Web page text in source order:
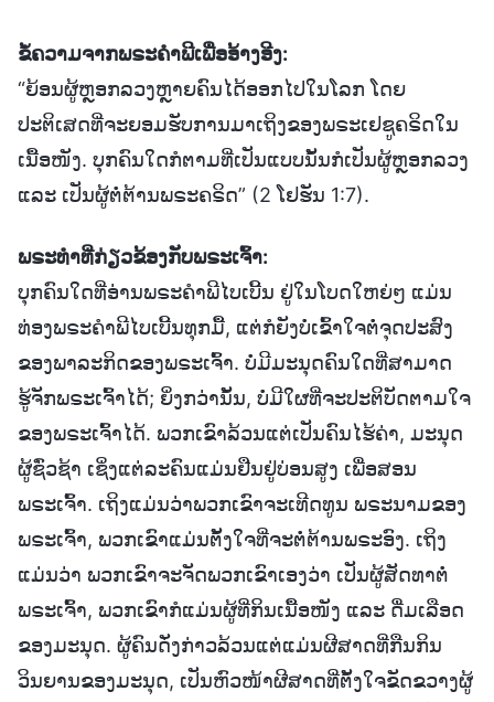
ຂໍ້ຄວາມຈາກພຣະຄໍາພີເພື່ອອ້າງອີງ:
“ຍ້ອນຜູ້ຫຼອກລວງຫຼາຍຄົນໄດ້ອອກໄປໃນໂລກ ໂດຍ
ປະຕິເສດທີ່ຈະຍອມຮັບການມາເຖິງຂອງພຣະເຢຊູຄຣິດໃນ
ເນື້ອໜັງ. ບຸກຄົນໃດກໍຕາມທີ່ເປັນແບບນັ້ນກໍເປັນຜູ້ຫຼອກລວງ
ແລະ ເປັນຜູ້ຕໍ່ຕ້ານພຣະຄຣິດ” (2 ໂຢຮັນ 1:7).
ພຣະທຳທີ່ກ່ຽວຂ້ອງກັບພຣະເຈົ້າ:
ບຸກຄົນໃດທີ່ອ່ານພຣະຄຳພີໄບເບີ້ນ ຢູ່ໃນໂບດໃຫຍ່ໆ ແມ່ນ
ທ່ອງພຣະຄຳພີໄບເບີ້ນທຸກມື້, ແຕ່ກໍຍັງບໍ່ເຂົ້າໃຈຕໍ່ຈຸດປະສົງ
ຂອງພາລະກິດຂອງພຣະເຈົ້າ. ບໍ່ມີມະນຸດຄົນໃດທີ່ສາມາດ
ຮູ້ຈັກພຣະເຈົ້າໄດ້; ຍິ່ງກວ່ານັ້ນ, ບໍ່ມີໃຜທີ່ຈະປະຕິບັດຕາມໃຈ
ຂອງພຣະເຈົ້າໄດ້. ພວກເຂົາລ້ວນແຕ່ເປັນຄົນໄຮ້ຄ່າ, ມະນຸດ
ຜູ້ຊົ່ວຊ້າ ເຊິ່ງແຕ່ລະຄົນແມ່ນຢືນຢູ່ບ່ອນສູງ ເພື່ອສອນ
ພຣະເຈົ້າ. ເຖິງແມ່ນວ່າພວກເຂົາຈະເທີດທູນ ພຣະນາມຂອງ
ພຣະເຈົ້າ, ພວກເຂົາແມ່ນຕັ້ງໃຈທີ່ຈະຕໍ່ຕ້ານພຣະອົງ. ເຖິງ
ແມ່ນວ່າ ພວກເຂົາຈະຈັດພວກເຂົາເອງວ່າ ເປັນຜູ້ສັດທາຕໍ່
ພຣະເຈົ້າ, ພວກເຂົາກໍແມ່ນຜູ້ທີ່ກິນເນື້ອໜັງ ແລະ ດື່ມເລືອດ
ຂອງມະນຸດ. ຜູ້ຄົນດັ່ງກ່າວລ້ວນແຕ່ແມ່ນຜີສາດທີ່ກືນກິນ
ວິນຍານຂອງມະນຸດ, ເປັນຫົວໜ້າຜີສາດທີ່ຕັ້ງໃຈຂັດຂວາງຜູ້